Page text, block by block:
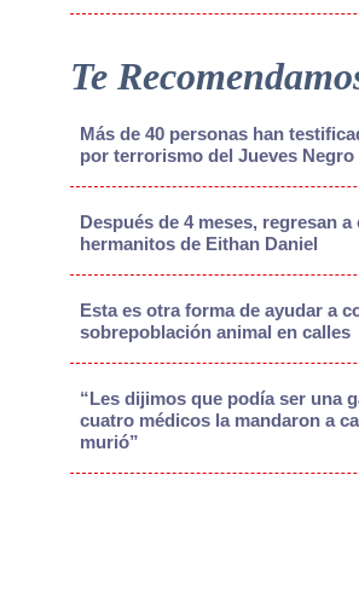
Te
Más de 40 personas han
por terrorismo del Jueves Negro
Después de 4 meses, regresan a
hermanitos de Eithan Daniel
Esta es otra forma de ayudar a
sobrepoblación animal en calles
“Les dijimos que podía ser una
cuatro médicos la mandaron a
murió”